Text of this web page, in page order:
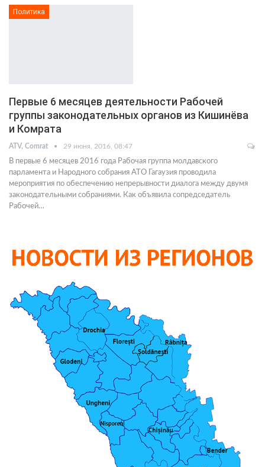
Политика
Первые 6 месяцев деятельности Рабочей
группы законодательных органов из Кишинёва
и Комрата
ATV, Comrat 29 июня, 2016, 08:47
В первые 6 месяцев 2016 года Рабочая группа молдавского
парламента и Народного собрания АТО Гагаузия проводила
мероприятия по обеспечению непрерывности диалога между двумя
законодательными собраниями. Как объявила сопредседатель
Рабочей…